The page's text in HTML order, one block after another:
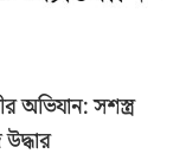
অভিযান: সশস্ত্র